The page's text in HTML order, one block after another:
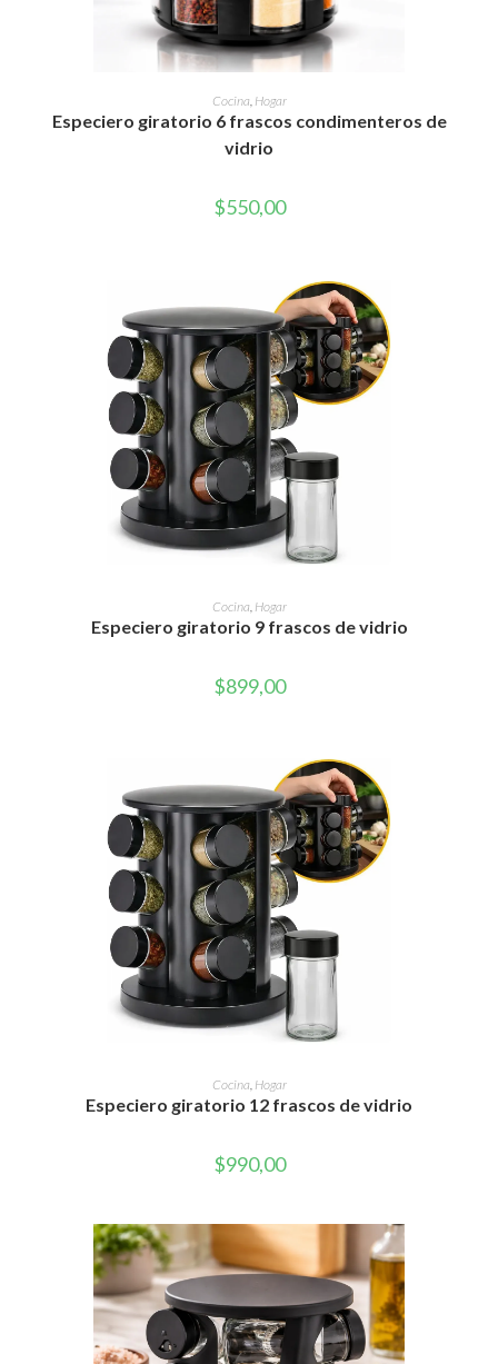
AÑADIR AL CARRITO
Cocina, Hogar
Especiero giratorio 6 frascos condimenteros de
vidrio
$550,00
AÑADIR AL CARRITO
Cocina Hogar
Especiero giratorio 9 frascos de vidrio
$899,00
AÑADIR AL CARRITO
Cocina, Hogar
Especiero giratorio 12 frascos de vidrio
$990,00